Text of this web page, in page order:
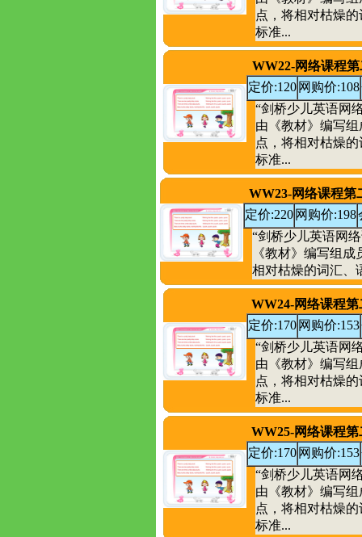
点，将相对枯燥
标准...
WW22-网络课程
定价:120 网购价:108
“剑桥少儿英语网
由《教材》编写
点，将相对枯燥
标准...
WW23-网络课程第
定价:220 网购价:198
“剑桥少儿英语网
《教材》编写组
相对枯燥的词汇、
WW24-网络课程
定价:170 网购价:153
“剑桥少儿英语网
由《教材》编写
点，将相对枯燥
标准...
WW25-网络课程
定价:170 网购价:153
“剑桥少儿英语网
由《教材》编写
点，将相对枯燥
标准...